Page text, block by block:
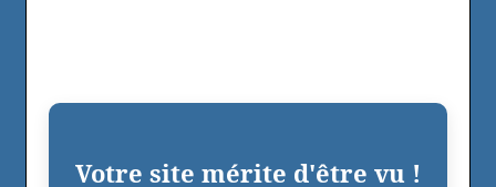
Votre site mérite d'être vu !